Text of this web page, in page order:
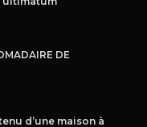
DE
d’une maison à